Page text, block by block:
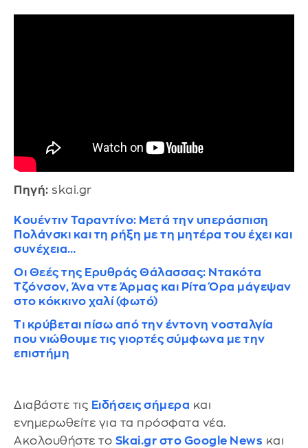
Πηγή: skai.gr
Κουέντιν Ταραντίνο: Μετά την υπεράσπιση
Πολάνσκι και τη ρήξη με τη μητέρα του έχει και
συνέχεια…
Οι Θεές της Ερυθράς Θάλασσας: Ντακότα
Τζόνσον, Άνα ντε Άρμας και Ρίτα Όρα μάγεψαν
στο κόκκινο χαλί (φωτό)
Τι κρύβεται πίσω από την έντονη νοσταλγία
που νιώθουμε τις γιορτές σύμφωνα με την
επιστήμη
Διαβάστε τις Ειδήσεις σήμερα και
ενημερωθείτε για τα πρόσφατα νέα.
Ακολουθήστε το Skai.gr στο Google News και